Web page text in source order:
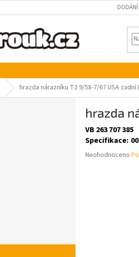
hrazda nárazníku T2 9/58-7/67 USA zadní
hrazda
VB 263 707 385
Specifikace:
Průměrné
Neohodnoceno